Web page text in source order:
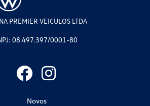
PREMIER VEICULOS LTDA
08.497.397/0001-80
Novos